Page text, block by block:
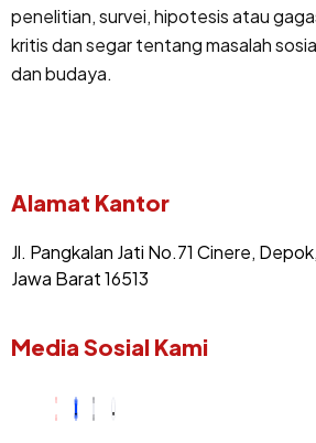
penelitian, survei, hipotesis atau
kritis dan segar tentang masalah
dan budaya.
Alamat Kantor
Jl. Pangkalan Jati No.71 Cinere, Depok,
Jawa Barat 16513
Media Sosial Kami